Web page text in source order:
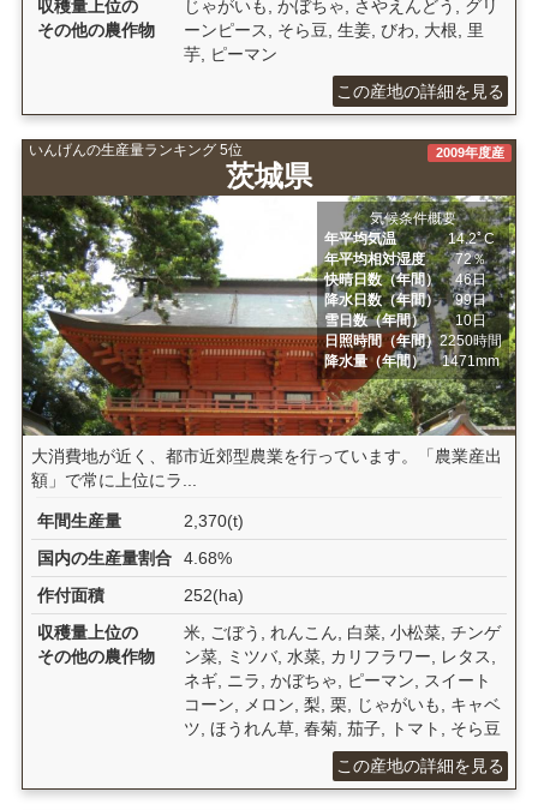
収穫量上位の
その他の農作物
じゃがいも, かぼちゃ, さやえんどう, グリ
ーンピース, そら豆, 生姜, びわ, 大根, 里
芋, ピーマン
この産地の詳細を見る
いんげんの生産量ランキング 5位
茨城県
2009年度産
気候条件概要
年平均気温
14.2ﾟC
年平均相対湿度
72％
快晴日数（年間）
46日
降水日数（年間）
99日
雪日数（年間）
10日
日照時間（年間）2250時間
降水量（年間）
1471mm
大消費地が近く、都市近郊型農業を行っています。「農業産出
額」で常に上位にラ...
年間生産量
2,370(t)
国内の生産量割合
4.68%
作付面積
252(ha)
収穫量上位の
その他の農作物
米, ごぼう, れんこん, 白菜, 小松菜, チンゲ
ン菜, ミツバ, 水菜, カリフラワー, レタス,
ネギ, ニラ, かぼちゃ, ピーマン, スイート
コーン, メロン, 梨, 栗, じゃがいも, キャベ
ツ, ほうれん草, 春菊, 茄子, トマト, そら豆
この産地の詳細を見る